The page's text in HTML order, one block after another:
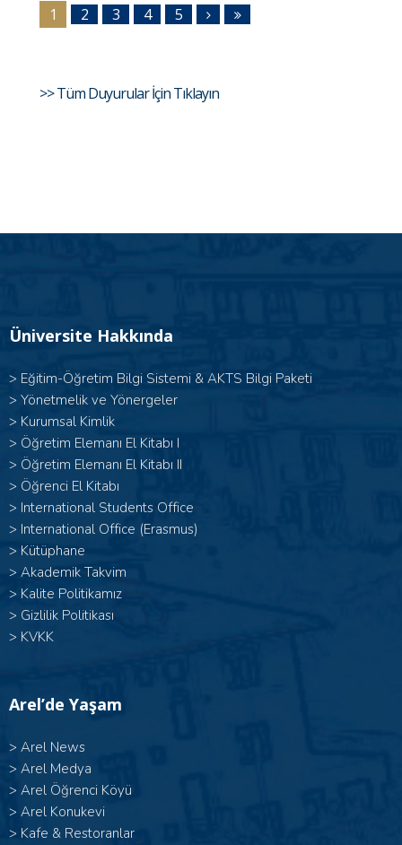
1 2 3 4 5
>> Tüm Duyurular İçin Tıklayın
Üniversite Hakkında
> Eğitim-Öğretim Bilgi Sistemi & AKTS Bilgi Paketi
> Yönetmelik ve Yönergeler
> Kurumsal Kimlik
> Öğretim Elemanı El Kitabı I
> Öğretim Elemanı El Kitabı II
> Öğrenci El Kitabı
> International Students Office
> International Office (Erasmus)
> Kütüphane
> Akademik Takvim
> Kalite Politikamız
> Gizlilik Politikası
> KVKK
Arel’de Yaşam
> Arel News
> Arel Medya
> Arel Öğrenci Köyü
> Arel Konukevi
> Kafe & Restoranlar